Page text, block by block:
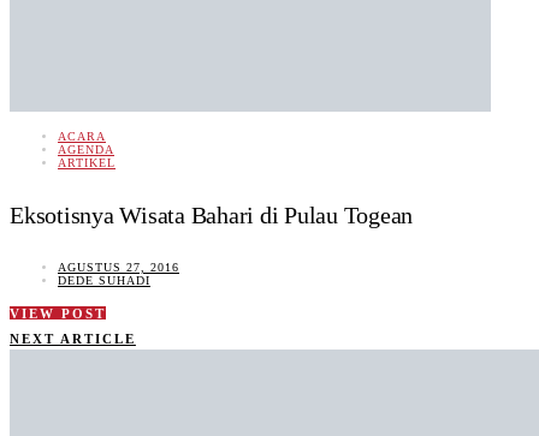
ACARA
AGENDA
ARTIKEL
Eksotisnya Wisata Bahari di Pulau Togean
AGUSTUS 27, 2016
DEDE SUHADI
VIEW POST
NEXT ARTICLE